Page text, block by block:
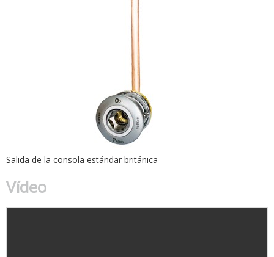
Salida de la consola estándar británica
Vídeo